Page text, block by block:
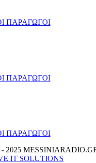
ΠΑΡΑΓΩΓΟΙ
ΠΑΡΑΓΩΓΟΙ
ΠΑΡΑΓΩΓΟΙ
2025
IT SOLUTIONS